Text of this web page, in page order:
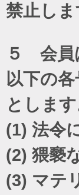
禁止しま
５ 会員
以下の
とします
(1) 法令
(2) 猥褻
(3) マテ